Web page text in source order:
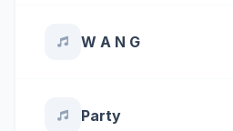
W A N G
Party